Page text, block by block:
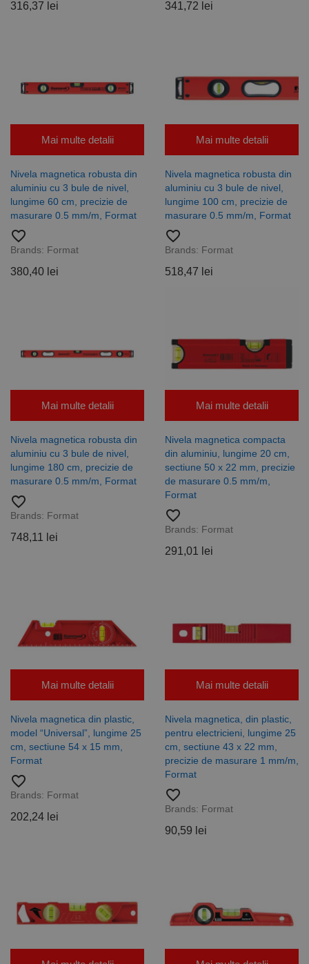
316,37 lei 341,72 lei
Mai multe detalii
Nivela magnetica robusta din
aluminiu cu 3 bule de nivel,
lungime 60 cm, precizie de
masurare 0.5 mm/m, Format
favorite_border
Brands: Format
380,40 lei
Mai multe detalii
Nivela magnetica robusta din
aluminiu cu 3 bule de nivel,
lungime 100 cm, precizie de
masurare 0.5 mm/m, Format
favorite_border
Brands: Format
518,47 lei
Mai multe detalii
Nivela magnetica robusta din
aluminiu cu 3 bule de nivel,
lungime 180 cm, precizie de
masurare 0.5 mm/m, Format
favorite_border
Brands: Format
748,11 lei
Mai multe detalii
Nivela magnetica compacta
din aluminiu, lungime 20 cm,
sectiune 50 x 22 mm, precizie
de masurare 0.5 mm/m,
Format
favorite_border
Brands: Format
291,01 lei
Mai multe detalii
Nivela magnetica din plastic,
model “Universal”, lungime 25
cm, sectiune 54 x 15 mm,
Format
favorite_border
Brands: Format
202,24 lei
Mai multe detalii
Nivela magnetica, din plastic,
pentru electricieni, lungime 25
cm, sectiune 43 x 22 mm,
precizie de masurare 1 mm/m,
Format
favorite_border
Brands: Format
90,59 lei
aleatoriu ca
identificator
de client.
solicitare de
pagină dintr-
un site și
este utilizat
calcula
datele
despre
vizitatori,
sesiuni și
campanii
de analiză a
starea
sesiunii.
un centru
de date
terță parte
anunțuri.